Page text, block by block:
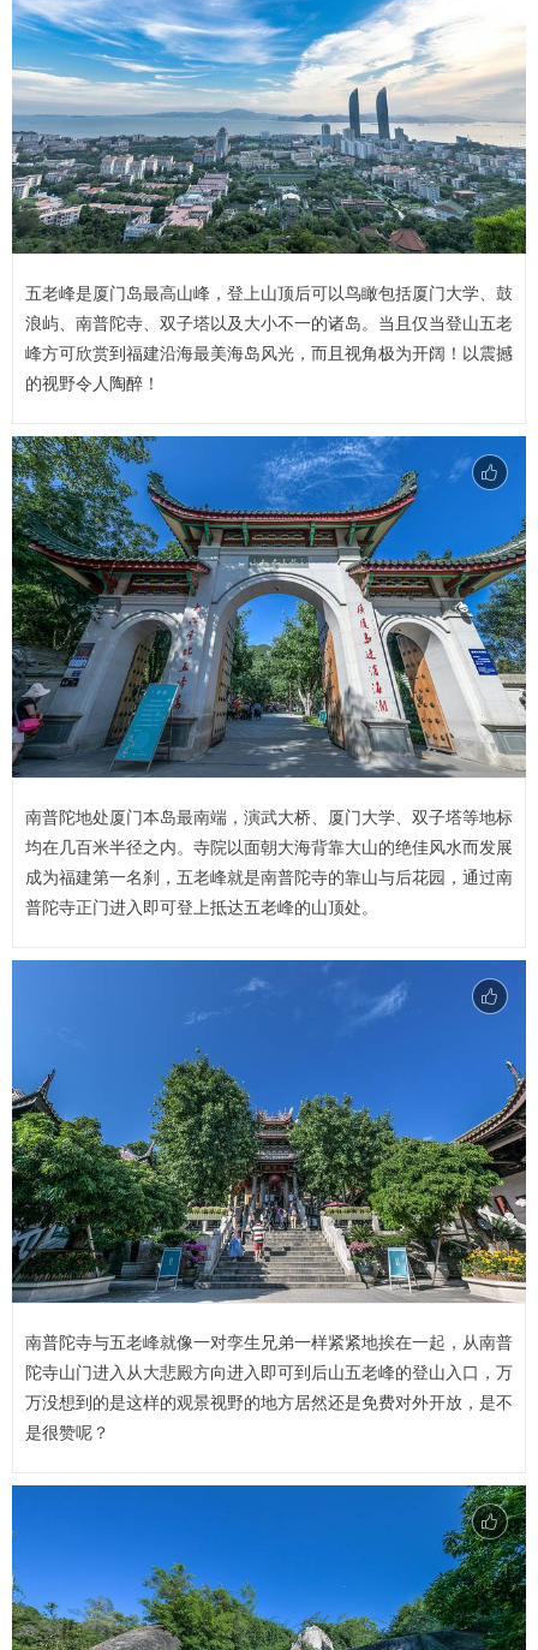
五老峰是厦门岛最高山峰，登上山顶后可以鸟瞰包括厦门大学、鼓
浪屿、南普陀寺、双子塔以及大小不一的诸岛。当且仅当登山五老
峰方可欣赏到福建沿海最美海岛风光，而且视角极为开阔！以震撼
的视野令人陶醉！
南普陀地处厦门本岛最南端，演武大桥、厦门大学、双子塔等地标
均在几百米半径之内。寺院以面朝大海背靠大山的绝佳风水而发展
成为福建第一名刹，五老峰就是南普陀寺的靠山与后花园，通过南
普陀寺正门进入即可登上抵达五老峰的山顶处。
南普陀寺与五老峰就像一对孪生兄弟一样紧紧地挨在一起，从南普
陀寺山门进入从大悲殿方向进入即可到后山五老峰的登山入口，万
万没想到的是这样的观景视野的地方居然还是免费对外开放，是不
是很赞呢？